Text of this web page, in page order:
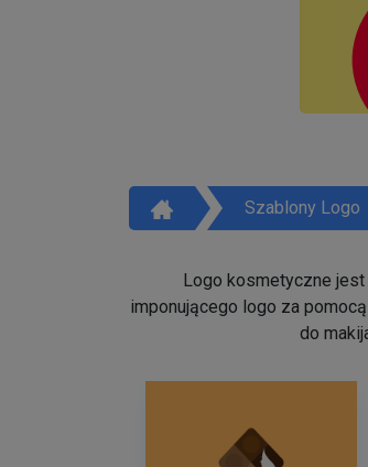
Szablony Logo
Logo kosmetyczne
imponującego logo za
do